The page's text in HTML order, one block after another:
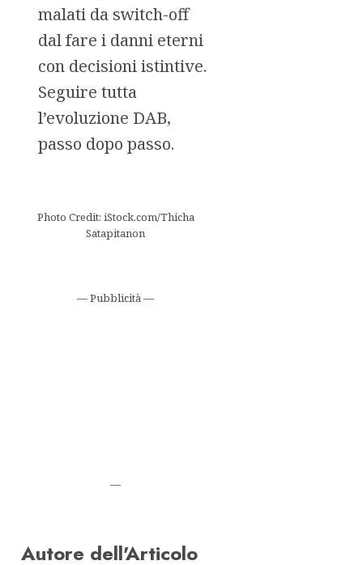
malati da switch-off
dal fare i danni eterni
con decisioni istintive.
Seguire tutta
l’evoluzione DAB,
passo dopo passo.
Photo Credit: iStock.com/Thicha
Satapitanon
— Pubblicità —
—
Autore dell'Articolo